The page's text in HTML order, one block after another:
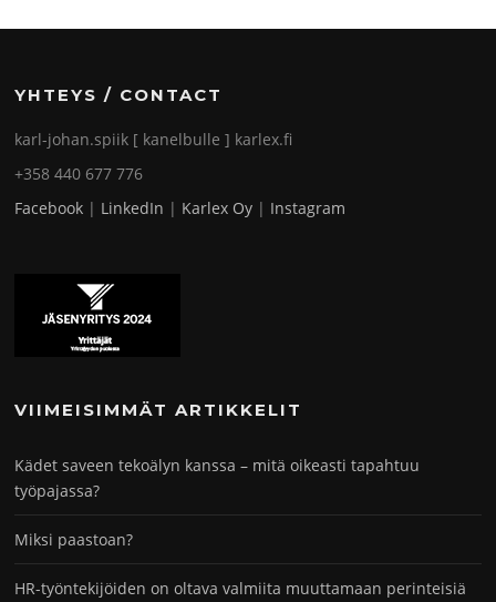
YHTEYS / CONTACT
karl-johan.spiik [ kanelbulle ] karlex.fi
+358 440 677 776
Facebook | LinkedIn | Karlex Oy | Instagram
VIIMEISIMMÄT ARTIKKELIT
Kädet saveen tekoälyn kanssa – mitä oikeasti tapahtuu
työpajassa?
Miksi paastoan?
HR-työntekijöiden on oltava valmiita muuttamaan perinteisiä